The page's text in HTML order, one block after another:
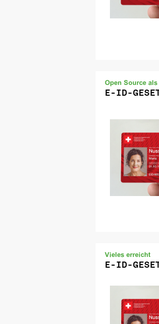
Open Source
E-ID-
Vieles erreicht
E-ID-